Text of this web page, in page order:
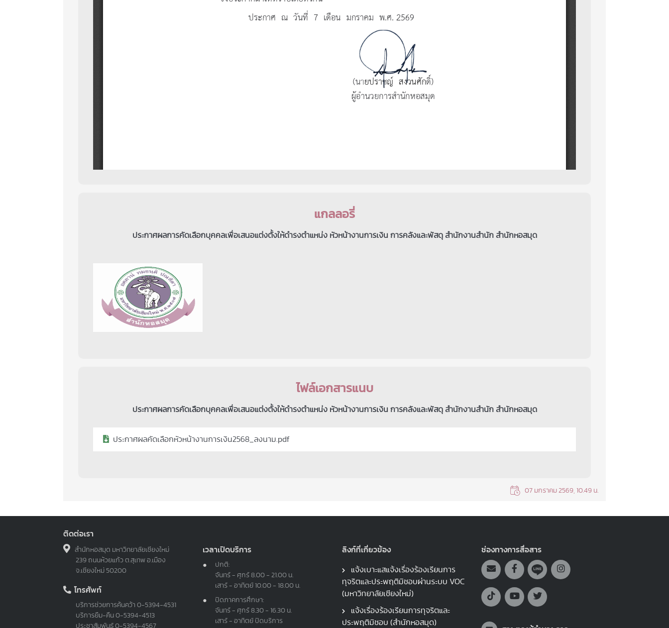
แกลลอรี่
ประกาศผลการคัดเลือกบุคคลเพื่อเสนอแต่งตั้งให้ดำรงตำแหน่ง หัวหน้างานการเงิน การคลังและพัสดุ สำนักงานสำนัก สำนักหอสมุด
ไฟล์เอกสารแนบ
ประกาศผลการคัดเลือกบุคคลเพื่อเสนอแต่งตั้งให้ดำรงตำแหน่ง หัวหน้างานการเงิน การคลังและพัสดุ สำนักงานสำนัก สำนักหอสมุด
ประกาศผลคัดเลือกหัวหน้างานการเงิน2568_ลงนาม.pdf
07 มกราคม 2569, 10.49 น.
ติดต่อเรา
สำนักหอสมุด มหาวิทยาลัยเชียงใหม่
239 ถนนห้วยแก้ว ต.สุเทพ อ.เมือง
จ.เชียงใหม่ 50200
โทรศัพท์
บริการช่วยการค้นคว้า 0-5394-4531
บริการยืม-คืน 0-5394-4513
ประชาสัมพันธ์ 0-5394-4567
เวลาเปิดบริการ
ปกติ:
จันทร์ - ศุกร์ 8.00 - 21.00 น.
เสาร์ - อาทิตย์ 10.00 - 18.00 น.
ปิดภาคการศึกษา:
จันทร์ - ศุกร์ 8.30 - 16.30 น.
เสาร์ - อาทิตย์ ปิดบริการ
ลิงก์ที่เกี่ยวข้อง
แจ้งเบาะแสแจ้งเรื่องร้องเรียนการ
ทุจริตและประพฤติมิชอบผ่านระบบ VOC
(มหาวิทยาลัยเชียงใหม่)
แจ้งเรื่องร้องเรียนการทุจริตและ
ประพฤติมิชอบ (สำนักหอสมุด)
ช่องทางการสื่อสาร